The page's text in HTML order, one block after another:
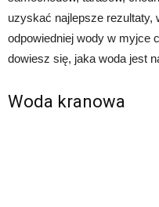
uzyskać najlepsze rezultaty,
odpowiedniej wody w myjce
dowiesz się, jaka woda jest
Woda kranowa